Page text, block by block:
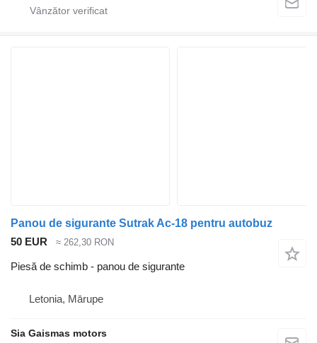
Panou de sigurante Sutrak Ac-18 pentru autobuz
50 EUR
≈ 262,30 RON
Piesă de schimb - panou de sigurante
Letonia, Mārupe
Sia Gaismas motors